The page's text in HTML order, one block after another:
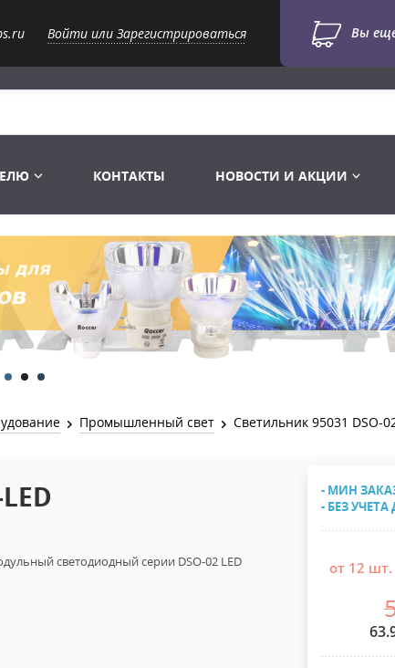
Войти или Зарегистрироваться Вы
Лампы Винтаж Ретро Декор
Лампы галогенные 6-120 V
Лампы студийные 110-240 V
Лампы-фары PAR
Лампы для бассейна
Лампы UV TUV
Лампы
Распродажа
Перчатки
Сумки и подсумки
Ремни и страховка
Инструменты
Готовые
Конструктор
Распродажа
Световое оборудование
Аксессуары для света
Управление и Распределение
Лебёдки и
Фермы Штативы
Хомуты
Защитные
Распродажа
2х канальные модули
4х канальные модули
6и канальные
Лежачий
КОНТАКТЫ НОВОСТИ И АКЦИИ
Промышленный свет Светильник 95031 DSO-
светодиодный серии DSO-02 LED
- МИН
- БЕЗ
от 12 шт.